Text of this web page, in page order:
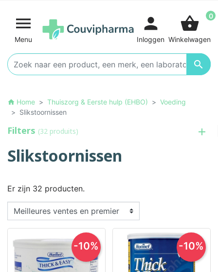

Menu

person
Inloggen
shopping_basket 0
Winkelwagen
home Home Thuiszorg & Eerste hulp (EHBO)
Voeding
Slikstoornissen
Filters (32 produits)
Slikstoornissen
Er zijn 32 producten.
-10% -10%